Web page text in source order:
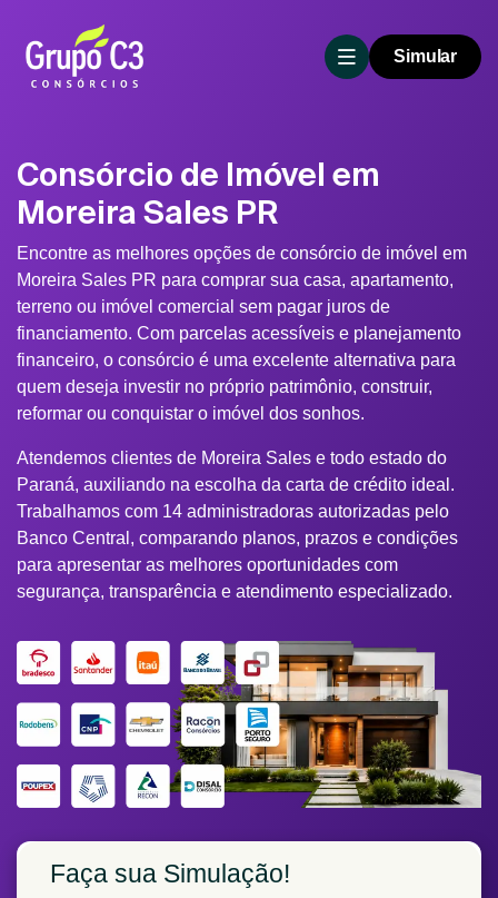
Simular
Consórcio de Imóvel em
Moreira Sales PR
Encontre as melhores opções de consórcio de imóvel em
Moreira Sales PR para comprar sua casa, apartamento,
terreno ou imóvel comercial sem pagar juros de
financiamento. Com parcelas acessíveis e planejamento
financeiro, o consórcio é uma excelente alternativa para
quem deseja investir no próprio patrimônio, construir,
reformar ou conquistar o imóvel dos sonhos.
Atendemos clientes de Moreira Sales e todo estado do
Paraná, auxiliando na escolha da carta de crédito ideal.
Trabalhamos com 14 administradoras autorizadas pelo
Banco Central, comparando planos, prazos e condições
para apresentar as melhores oportunidades com
segurança, transparência e atendimento especializado.
Faça sua Simulação!